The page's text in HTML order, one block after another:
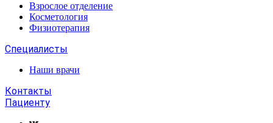
Взрослое отделение
Косметология
Физиотерапия
Специалисты
Наши врачи
Контакты
Пациенту